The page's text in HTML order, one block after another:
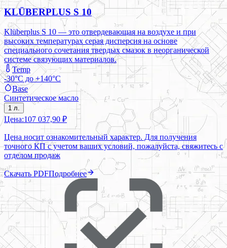
KLÜBERPLUS S 10
Klüberplus S 10 — это отвердевающая на воздухе и при
высоких температурах серая дисперсия на основе
специального сочетания твердых смазок в неорганической
системе связующих материалов.
Temp
-30°C до +140°C
Base
Синтетическое масло
1 л.
Цена:107 037,90 ₽
Цена носит ознакомительный характер. Для получения
точного КП с учетом ваших условий, пожалуйста, свяжитесь с
отделом продаж
Скачать PDFПодробнее